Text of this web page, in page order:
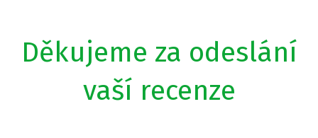
Děkujeme za odeslání
vaší recenze